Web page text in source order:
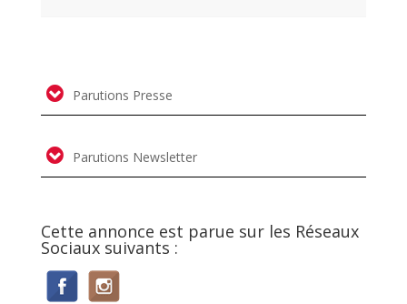
Parutions Presse
Parutions Newsletter
Cette annonce est parue sur les Réseaux
Sociaux suivants :